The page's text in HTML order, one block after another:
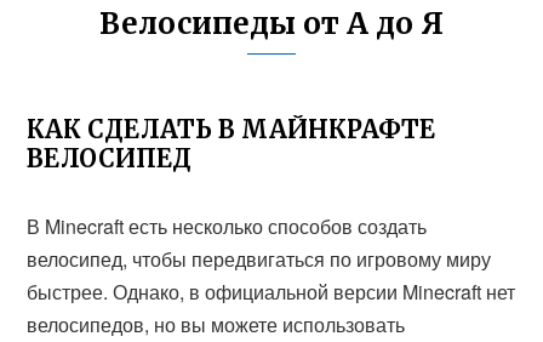
Велосипеды от А до Я
КАК СДЕЛАТЬ В МАЙНКРАФТЕ
ВЕЛОСИПЕД
В Minecraft есть несколько способов создать
велосипед, чтобы передвигаться по игровому миру
быстрее. Однако, в официальной версии Minecraft нет
велосипедов, но вы можете использовать